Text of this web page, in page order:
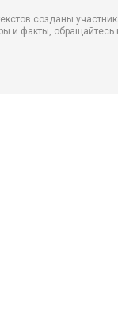
созданы
и факты,